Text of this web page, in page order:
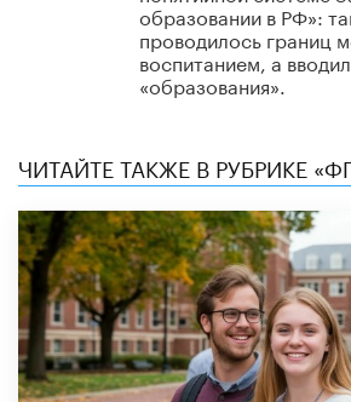
образовании в РФ»:
проводилось границ
воспитанием, а
«образования».
ЧИТАЙТЕ ТАКЖЕ В РУБРИКЕ